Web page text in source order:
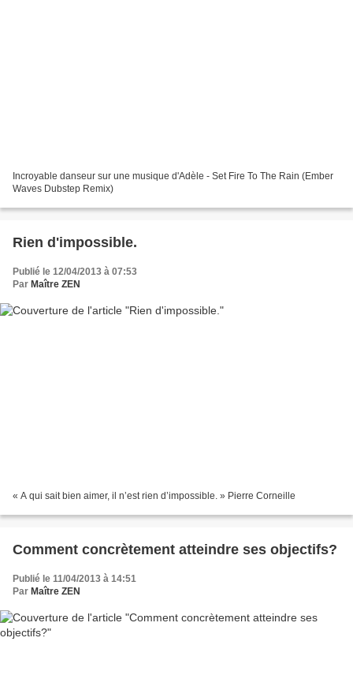
Incroyable danseur sur une musique d'Adèle - Set Fire To The Rain (Ember
Waves Dubstep Remix)
Rien d'impossible.
Publié le 12/04/2013 à 07:53
Par Maître ZEN
« A qui sait bien aimer, il n’est rien d’impossible. » Pierre Corneille
Comment concrètement atteindre ses objectifs?
Publié le 11/04/2013 à 14:51
Par Maître ZEN